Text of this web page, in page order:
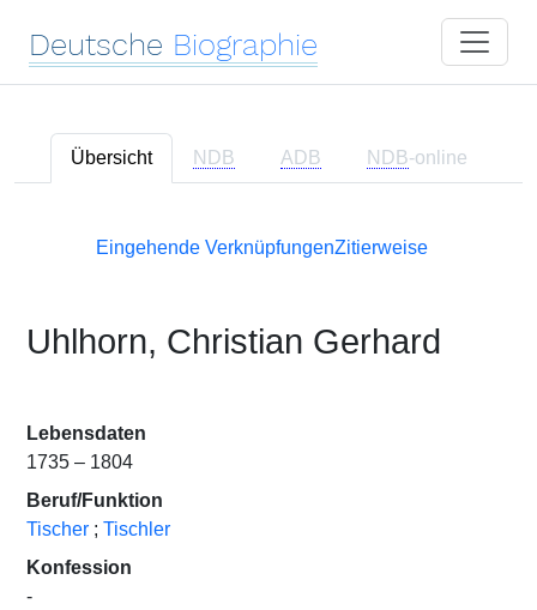
Deutsche Biographie
Übersicht NDB ADB NDB-online
Eingehende VerknüpfungenZitierweise
Uhlhorn, Christian Gerhard
Lebensdaten
1735 – 1804
Beruf/Funktion
Tischer ; Tischler
Konfession
-